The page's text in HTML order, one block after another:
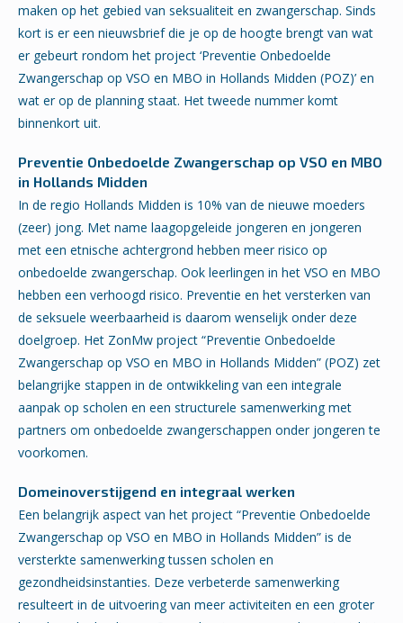
maken op het gebied van seksualiteit en zwangerschap. Sinds
kort is er een nieuwsbrief die je op de hoogte brengt van wat
er gebeurt rondom het project ‘Preventie Onbedoelde
Zwangerschap op VSO en MBO in Hollands Midden (POZ)’ en
wat er op de planning staat. Het tweede nummer komt
binnenkort uit.
Preventie Onbedoelde Zwangerschap op VSO en MBO
in Hollands Midden
In de regio Hollands Midden is 10% van de nieuwe moeders
(zeer) jong. Met name laagopgeleide jongeren en jongeren
met een etnische achtergrond hebben meer risico op
onbedoelde zwangerschap. Ook leerlingen in het VSO en MBO
hebben een verhoogd risico. Preventie en het versterken van
de seksuele weerbaarheid is daarom wenselijk onder deze
doelgroep. Het ZonMw project “Preventie Onbedoelde
Zwangerschap op VSO en MBO in Hollands Midden” (POZ) zet
belangrijke stappen in de ontwikkeling van een integrale
aanpak op scholen en een structurele samenwerking met
partners om onbedoelde zwangerschappen onder jongeren te
voorkomen.
Domeinoverstijgend en integraal werken
Een belangrijk aspect van het project “Preventie Onbedoelde
Zwangerschap op VSO en MBO in Hollands Midden” is de
versterkte samenwerking tussen scholen en
gezondheidsinstanties. Deze verbeterde samenwerking
resulteert in de uitvoering van meer activiteiten en een groter